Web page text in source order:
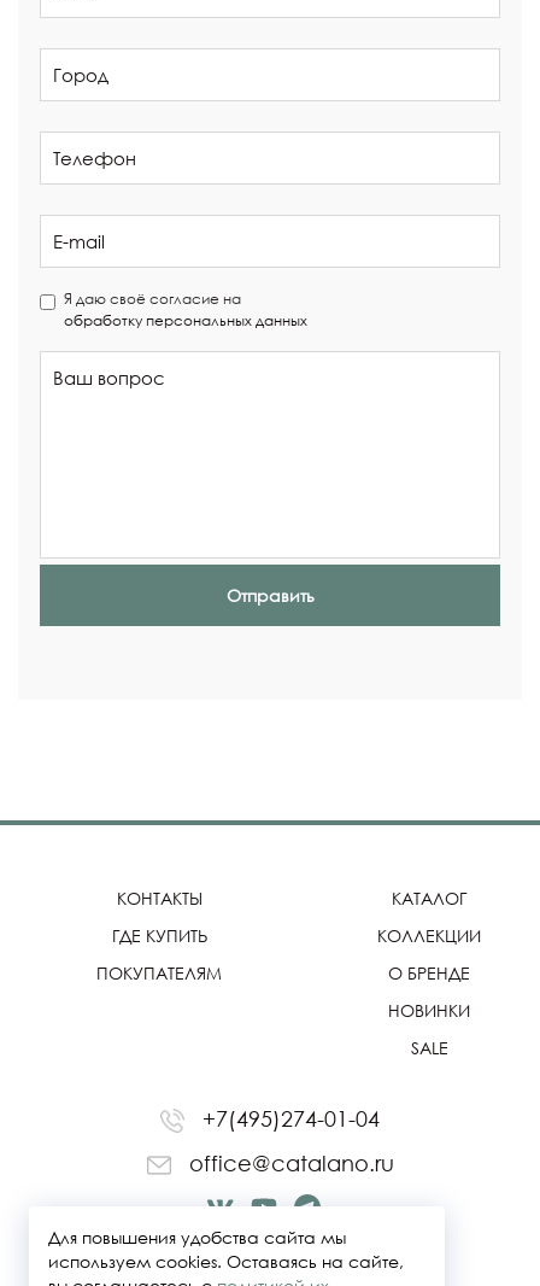
Я даю своё согласие на
обработку персональных данных
Отправить
КОНТАКТЫ
ГДЕ КУПИТЬ
ПОКУПАТЕЛЯМ
КАТАЛОГ
КОЛЛЕКЦИИ
О БРЕНДЕ
НОВИНКИ
SALE
+7(495)274-01-04
office@catalano.ru
Для повышения удобства сайта мы
используем cookies. Оставаясь на сайте,